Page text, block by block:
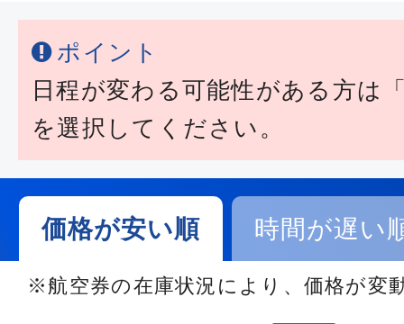
ポイント
日程が変わる可能性がある方は
を選択してください。
価格が安い順 時間が遅い
※航空券の在庫状況により、価格が変